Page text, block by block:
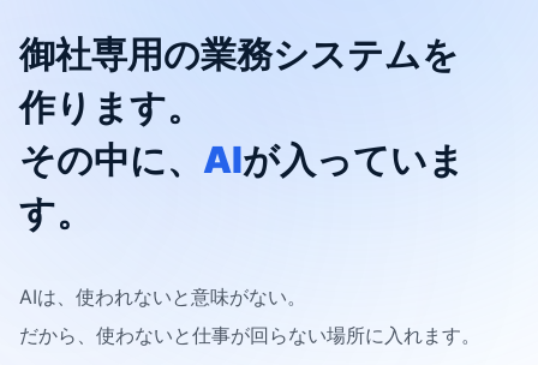
御社専用の業務システムを
作ります。
その中に、 AIが入っていま
す。
AIは、使われないと意味がない。
だから、使わないと仕事が回らない場所に入れます。